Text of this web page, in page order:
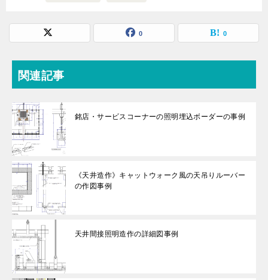
0 0
関連記事
銘店・サービスコーナーの照明埋込ボーダーの事例
《天井造作》キャットウォーク風の天吊りルーバー
の作図事例
天井間接照明造作の詳細図事例